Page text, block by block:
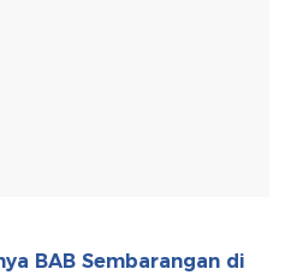
BAB Sembarangan di